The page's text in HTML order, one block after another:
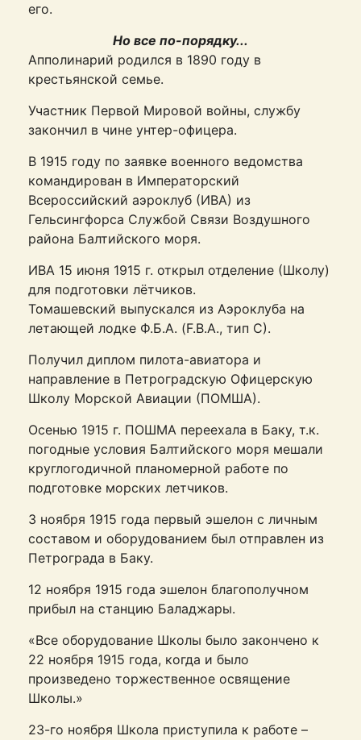
его.
Но все по-порядку...
Апполинарий родился в 1890 году в
крестьянской семье.
Участник Первой Мировой войны, службу
закончил в чине унтер-офицера.
В 1915 году по заявке военного ведомства
командирован в Императорский
Всероссийский аэроклуб (ИВА) из
Гельсингфорса Службой Связи Воздушного
района Балтийского моря.
ИВА 15 июня 1915 г. открыл отделение (Школу)
для подготовки лётчиков.
Томашевский выпускался из Аэроклуба на
летающей лодке Ф.Б.А. (F.B.A., тип С).
Получил диплом пилота-авиатора и
направление в Петроградскую Офицерскую
Школу Морской Авиации (ПОМША).
Осенью 1915 г. ПОШМА переехала в Баку, т.к.
погодные условия Балтийского моря мешали
круглогодичной планомерной работе по
подготовке морских летчиков.
3 ноября 1915 года первый эшелон с личным
составом и оборудованием был отправлен из
Петрограда в Баку.
12 ноября 1915 года эшелон благополучном
прибыл на станцию Баладжары.
«Все оборудование Школы было закончено к
22 ноября 1915 года, когда и было
произведено торжественное освящение
Школы.»
23-го ноября Школа приступила к работе –